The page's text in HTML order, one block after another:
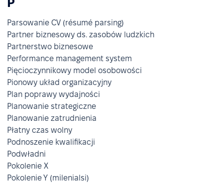
Parsowanie CV (résumé parsing)
Partner biznesowy ds. zasobów ludzkich
Partnerstwo biznesowe
Performance management system
Pięcioczynnikowy model osobowości
Pionowy układ organizacyjny
Plan poprawy wydajności
Planowanie strategiczne
Planowanie zatrudnienia
Płatny czas wolny
Podnoszenie kwalifikacji
Podwładni
Pokolenie X
Pokolenie Y (milenialsi)